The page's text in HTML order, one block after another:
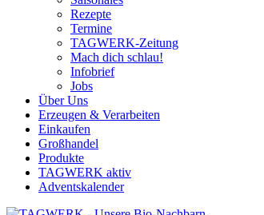
Rezepte
Termine
TAGWERK-Zeitung
Mach dich schlau!
Infobrief
Jobs
Über Uns
Erzeugen & Verarbeiten
Einkaufen
Großhandel
Produkte
TAGWERK aktiv
Adventskalender